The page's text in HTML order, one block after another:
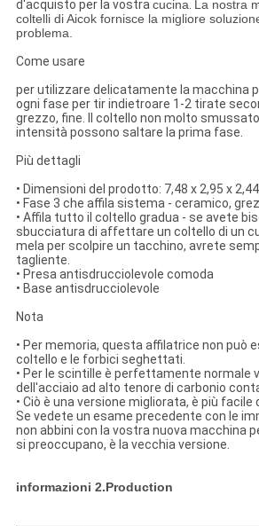
d'acquisto per la vostracucina. La nostra
coltelli di Aicok fornisce la migliore
problema.
Come usare
per utilizzare delicatamente la macchina
ogni fase per tir indietroare 1-2 tirate
grezzo, fine. Il coltello non molto
intensità possono saltare la prima fase.
Più dettagli
• Dimensioni del prodotto: 7,48 x 2,95 x
• Fase 3 che affila sistema - ceramico,
• Affila tutto il coltello gradua - se avete
sbucciatura di affettare un coltello di un
mela per scolpire un tacchino, avrete
tagliente.
• Presa antisdrucciolevole comoda
• Base antisdrucciolevole
Nota
• Per memoria, questa affilatrice non può
coltello e le forbici seghettati.
• Per le scintille è perfettamente normale
dell'acciaio ad alto tenore di carbonio
• Ciò è una versione migliorata, è più facile
Se vedete un esame precedente con le
non abbini con la vostra nuova macchina
si preoccupano, è la vecchia versione.
informazioni 2.Production